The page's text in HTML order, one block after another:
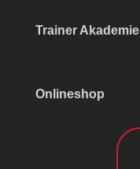
Trainer Akademie
Onlineshop